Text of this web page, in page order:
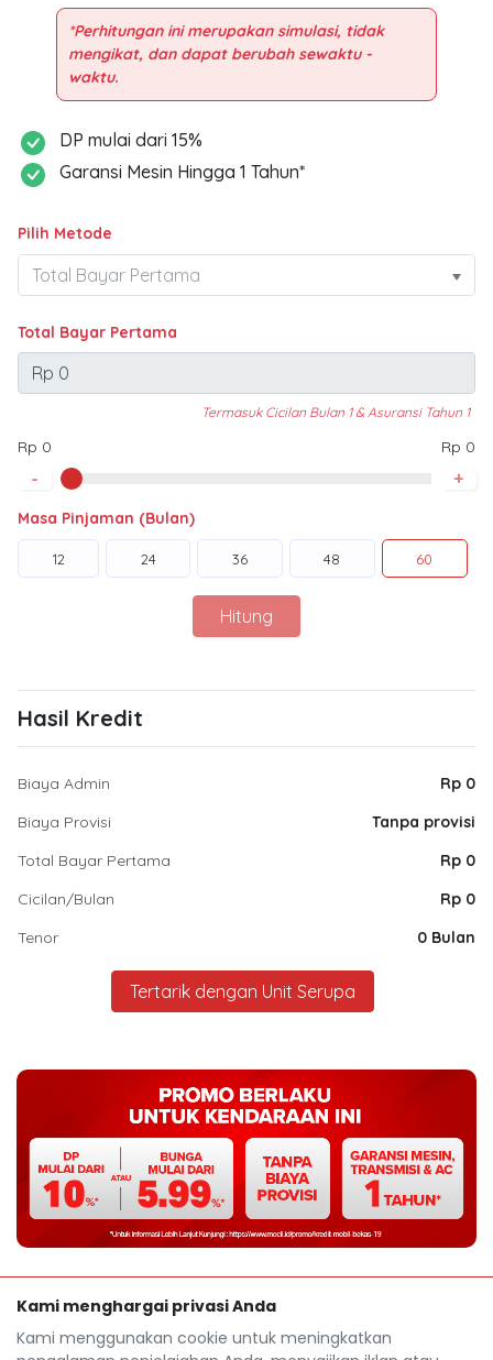
*Perhitungan ini merupakan simulasi, tidak
mengikat, dan dapat berubah sewaktu -
DP mulai dari 15%
Garansi Mesin Hingga 1 Tahun*
Pilih Metode
Total Bayar Pertama
Termasuk Cicilan Bulan 1 & Asuransi Tahun 1
Rp 0 Rp 0
- +
Masa Pinjaman (Bulan)
12 24 36 48 60
Hitung
Hasil Kredit
Biaya Admin
Rp 0
Biaya Provisi
Tanpa provisi
Total Bayar Pertama
Rp 0
Cicilan/Bulan
Rp 0
Tenor
0 Bulan
Tertarik dengan Unit Serupa
Kami menghargai privasi Anda
Kami menggunakan cookie untuk meningkatkan